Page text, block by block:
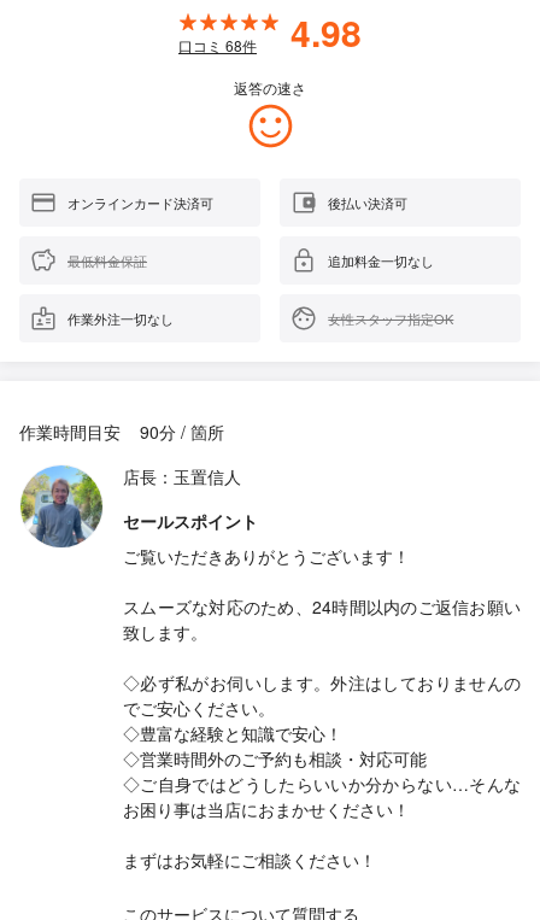
口コミ 68件 4.98
返答の速さ
オンラインカード決済可 後払い決済可
最低料金保証 追加料金一切なし
作業外注一切なし 女性スタッフ指定OK
作業時間目安
90分 / 箇所
店長：玉置信人
セールスポイント
ご覧いただきありがとうございます！
スムーズな対応のため、24時間以内のご返信お願い
致します。
◇必ず私がお伺いします。外注はしておりませんの
でご安心ください。
◇豊富な経験と知識で安心！
◇営業時間外のご予約も相談・対応可能
◇ご自身ではどうしたらいいか分からない…そんな
お困り事は当店におまかせください！
まずはお気軽にご相談ください！
このサービスについて質問する